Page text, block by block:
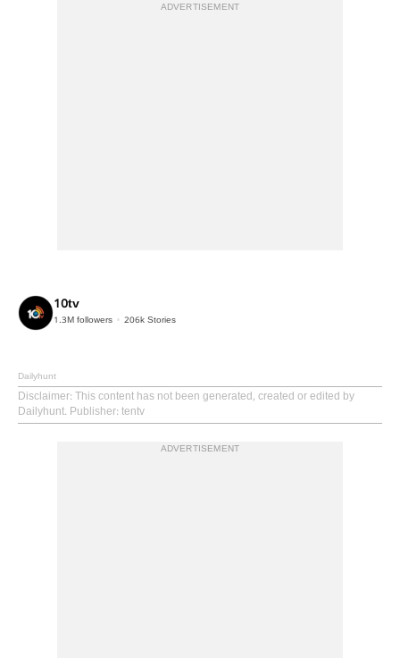
ADVERTISEMENT
10tv
1.3M followers 206k Stories
Dailyhunt
Disclaimer: This content has not been generated, created or edited by
Dailyhunt. Publisher: tentv
ADVERTISEMENT